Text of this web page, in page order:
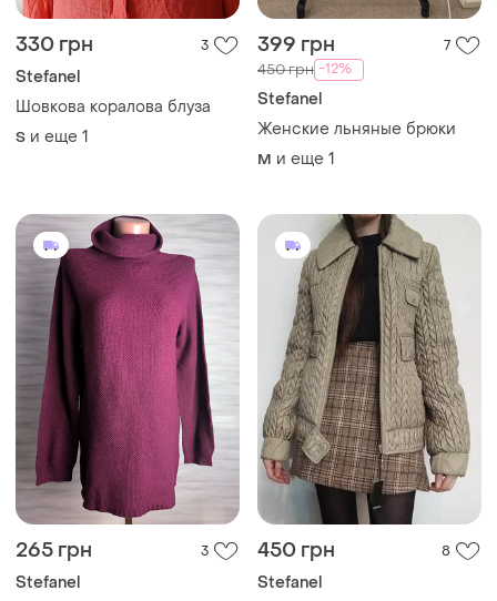
330 грн 3
Stefanel
Шовкова коралова блуза
S и еще 1
399 грн 7
450 грн -12%
Stefanel
Женские льняные брюки
M и еще 1
265 грн 3
Stefanel
450 грн 8
Stefanel